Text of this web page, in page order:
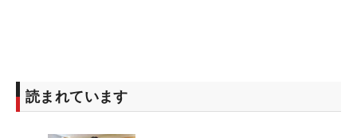
読まれています